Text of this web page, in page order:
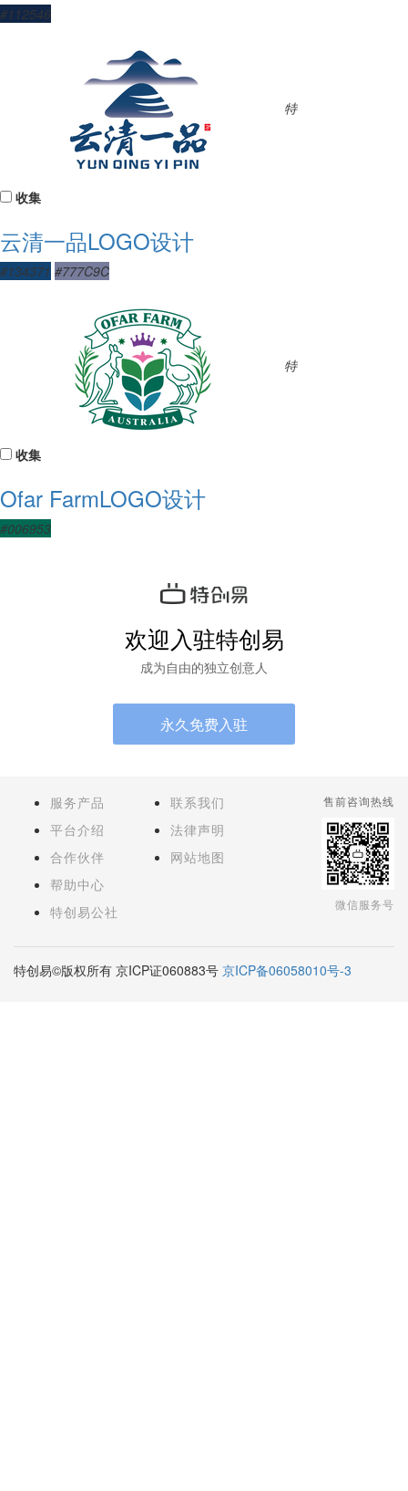
#112546
特
收集
云清一品LOGO设计
#134371 #777C9C
特
收集
Ofar FarmLOGO设计
#006953
欢迎入驻特创易
成为自由的独立创意人
永久免费入驻
服务产品
平台介绍
合作伙伴
帮助中心
特创易公社
联系我们
法律声明
网站地图
售前咨询热线
微信服务号
特创易©版权所有 京ICP证060883号 京ICP备06058010号-3